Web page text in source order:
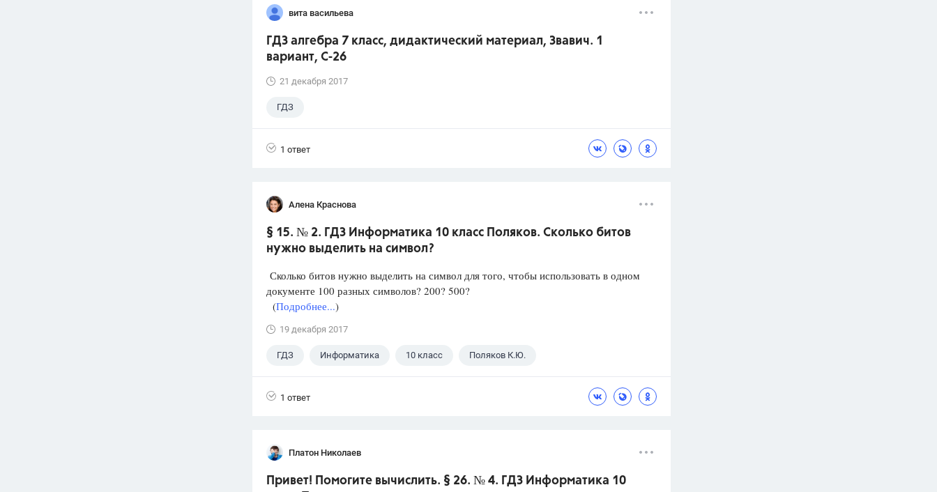
вита васильева
ГДЗ алгебра 7 класс, дидактический материал, Звавич. 1
вариант, С-26
21 декабря 2017
ГДЗ
1 ответ
Алена Краснова
§ 15. № 2. ГДЗ Информатика 10 класс Поляков. Сколько битов
нужно выделить на символ?
Сколько битов нужно выделить на символ для того, чтобы использовать в одном
документе 100 разных символов? 200? 500?
(Подробнее...)
19 декабря 2017
ГДЗ Информатика 10 класс Поляков К.Ю.
1 ответ
Платон Николаев
Привет! Помогите вычислить. § 26. № 4. ГДЗ Информатика 10